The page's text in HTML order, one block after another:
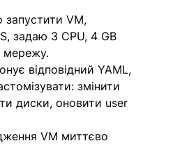
запустити VM,
задаю 3 CPU, 4 GB
мережу.
відповідний YAML,
змінити
диски, оновити user
VM миттєво